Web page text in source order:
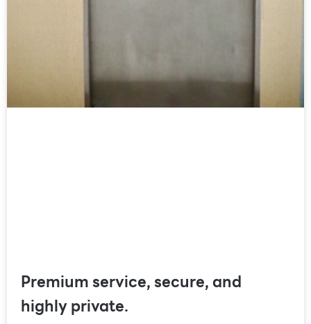
Premium service, secure, and
highly private.